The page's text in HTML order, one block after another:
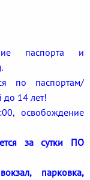
паспорта и
по паспортам/
до 14 лет!
освобождение
за сутки ПО
парковка,